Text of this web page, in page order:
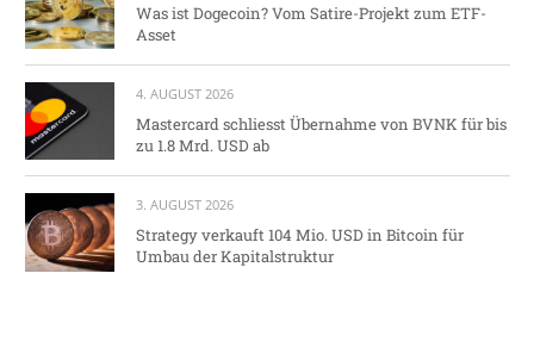
Was ist Dogecoin? Vom Satire-Projekt zum ETF-
Asset
4. AUGUST 2026
Mastercard schliesst Übernahme von BVNK für bis
zu 1.8 Mrd. USD ab
3. AUGUST 2026
Strategy verkauft 104 Mio. USD in Bitcoin für
Umbau der Kapitalstruktur